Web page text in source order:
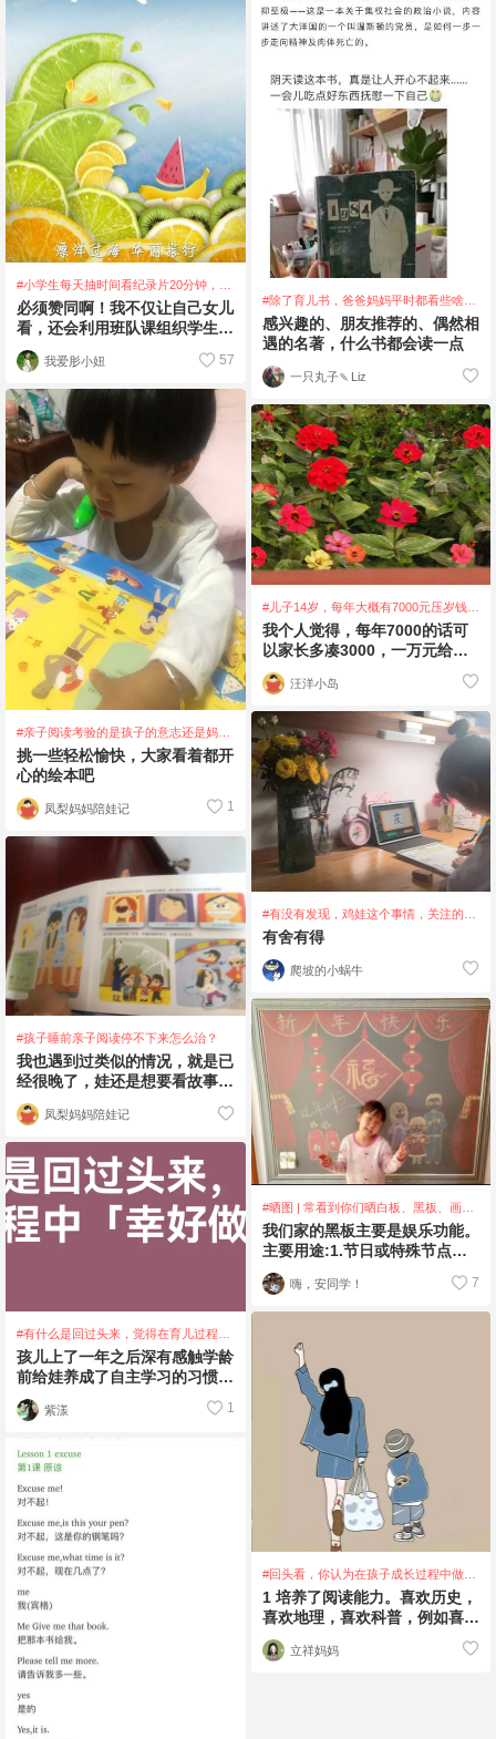
#小学生每天抽时间看纪录片20分钟，你
赞同吗？
必须赞同啊！我不仅让自己女儿
看，还会利用班队课组织学生一
起看。BBC的纪录片就很赞，
我带着学
我爱肜小妞 57
#亲子阅读考验的是孩子的意志还是妈妈
的意志？
挑一些轻松愉快，大家看着都开
心的绘本吧
凤梨妈妈陪娃记 1
#孩子睡前亲子阅读停不下来怎么治？
我也遇到过类似的情况，就是已
经很晚了，娃还是想要看故事
书，还是要我读给她听，￼我跟她
约定好读完一本就
凤梨妈妈陪娃记
#有什么是回过头来，觉得在育儿过程中
「幸好做过」的事？
孩儿上了一年之后深有感触学龄
前给娃养成了自主学习的习惯，
这个阶段虽然走的异常艰难，但
习惯养成孩子上学
紫漾 1
#除了育儿书，爸爸妈妈平时都看些啥
书？
感兴趣的、朋友推荐的、偶然相
遇的名著，什么书都会读一点
一只丸子🍡Liz
#儿子14岁，每年大概有7000元压岁钱，
平时不要零花钱，怎么处理更有意义
呢？
我个人觉得，每年7000的话可
以家长多凑3000，一万元给孩
子做个比较合理的理财，等到孩
子18岁或者
汪洋小岛
#有没有发现，鸡娃这个事情，关注的越
多，越容易焦虑
有舍有得
爬坡的小蜗牛
#晒图 | 常看到你们晒白板、黑板、画
板…你们都是怎么用的？我来抄作业了
我们家的黑板主要是娱乐功能。
主要用途:1.节日或特殊节点板
报。全家齐上阵，亲子时光太美
好。既能了
嗨，安同学！ 7
#回头看，你认为在孩子成长过程中做的
最对的事情是什么
1 培养了阅读能力。喜欢历史，
喜欢地理，喜欢科普，例如喜欢
昆虫，关于昆虫的书买了很多，
每本都很喜欢。
立祥妈妈